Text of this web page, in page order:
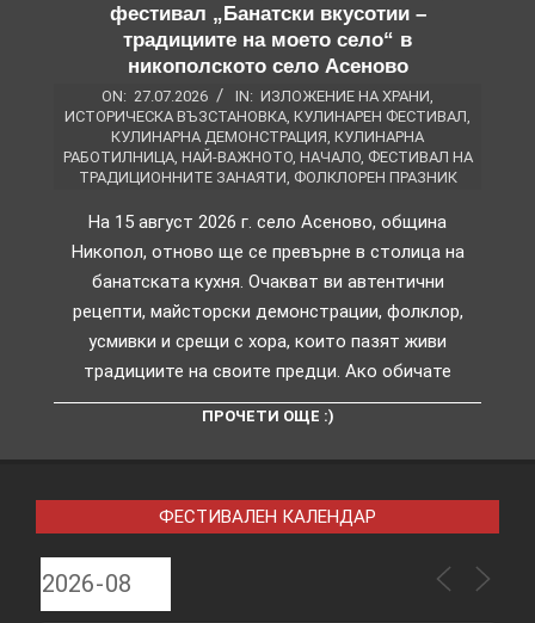
фестивал „Банатски вкусотии –
традициите на моето село“ в
никополското село Асеново
ON: 27.07.2026 IN: ИЗЛОЖЕНИЕ НА ХРАНИ
ИСТОРИЧЕСКА ВЪЗСТАНОВКА КУЛИНАРЕН ФЕСТИВАЛ
КУЛИНАРНА ДЕМОНСТРАЦИЯ КУЛИНАРНА
РАБОТИЛНИЦА, НАЙ-ВАЖНОТО, НАЧАЛО, ФЕСТИВАЛ НА
ТРАДИЦИОННИТЕ ЗАНАЯТИ ФОЛКЛОРЕН ПРАЗНИК
На 15 август 2026 г. село Асеново, община
Никопол, отново ще се превърне в столица на
банатската кухня. Очакват ви автентични
рецепти, майсторски демонстрации, фолклор,
усмивки и срещи с хора, които пазят живи
традициите на своите предци. Ако обичате
ПРОЧЕТИ ОЩЕ :)
ФЕСТИВАЛЕН КАЛЕНДАР